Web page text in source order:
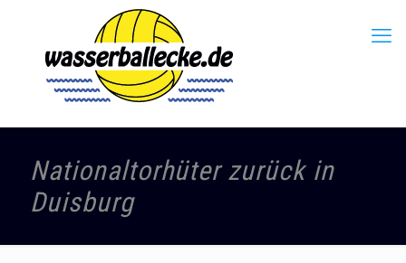
Nationaltorhüter zurück in
Duisburg